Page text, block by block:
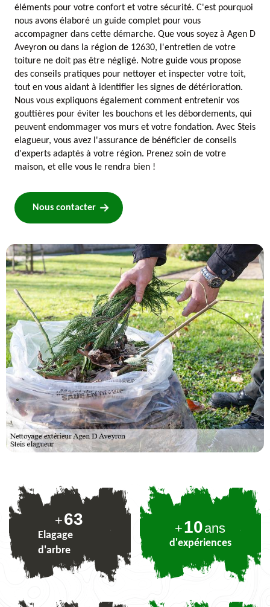
éléments pour votre confort et votre sécurité. C'est pourquoi
nous avons élaboré un guide complet pour vous
accompagner dans cette démarche. Que vous soyez à Agen D
Aveyron ou dans la région de 12630, l'entretien de votre
toiture ne doit pas être négligé. Notre guide vous propose
des conseils pratiques pour nettoyer et inspecter votre toit,
tout en vous aidant à identifier les signes de détérioration.
Nous vous expliquons également comment entretenir vos
gouttières pour éviter les bouchons et les débordements, qui
peuvent endommager vos murs et votre fondation. Avec Steis
elagueur, vous avez l'assurance de bénéficier de conseils
d'experts adaptés à votre région. Prenez soin de votre
maison, et elle vous le rendra bien !
Nous contacter
+77
Elagage
d'arbre
+10ans
d'expériences